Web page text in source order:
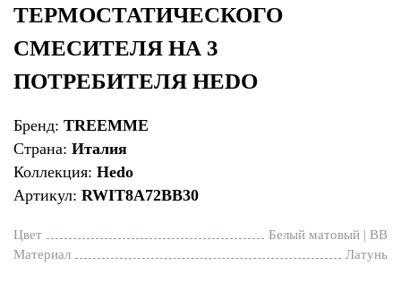
ТЕРМОСТАТИЧЕСКОГО
СМЕСИТЕЛЯ НА 3
ПОТРЕБИТЕЛЯ HEDO
Бренд: TREEMME
Страна: Италия
Коллекция: Hedo
Артикул: RWIT8A72BB30
Цвет
Белый матовый | BB
Материал
Латунь